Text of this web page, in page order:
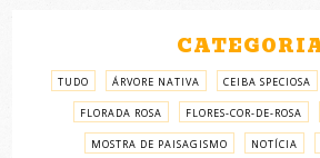
TUDO ÁRVORE NATIVA CEIBA SPECIOSA
FLORADA ROSA FLORES-COR-DE-ROSA
MOSTRA DE PAISAGISMO NOTÍCIA